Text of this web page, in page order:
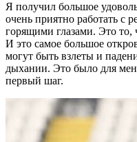
Я получил большое
очень приятно работать с
горящими глазами. Это то,
И это самое большое
могут быть взлеты и
дыхании. Это было для
первый шаг.